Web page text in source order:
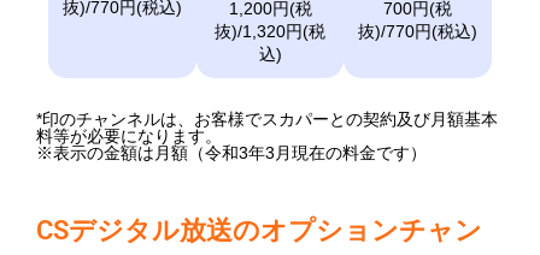
抜)/770円(税込)
1,200円(税
抜)/1,320円(税
込)
700円(税
抜)/770円(税込)
*印のチャンネルは、お客様でスカパーとの契約及び月額基本
料等が必要になります。
※表示の金額は月額（令和3年3月現在の料金です）
CSデジタル放送のオプションチャン